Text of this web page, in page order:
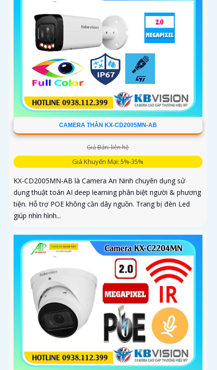
CAMERA THÂN KX-CD2005MN-AB
Giá Bán: liên hệ
Giá Khuyến Mại: 5%-35%
KX-CD2005MN-AB là Camera An Ninh chuyên dụng sử
dụng thuật toán AI deep learning phân biệt người & phương
tiện. Hỗ trợ POE không cần dây nguồn. Trang bị đèn Led
giúp nhìn hình...